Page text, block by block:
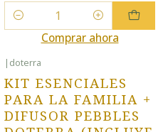
Cantidad
Comprar ahora
| doterra
KIT ESENCIALES
PARA LA FAMILIA +
DIFUSOR PEBBLES